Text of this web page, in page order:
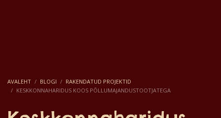
AVALEHT BLOGI
RAKENDATUD PROJEKTID
KESKKONNAHARIDUS KOOS PÕLLUMAJANDUSTOOTJATEGA